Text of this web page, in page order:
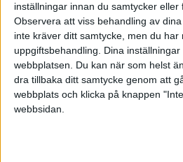
inställningar innan du samtycker eller
Observera att viss behandling av
inte kräver ditt samtycke, men du
uppgiftsbehandling. Dina
webbplatsen. Du kan när som helst
dra tillbaka ditt samtycke genom att
webbplats och klicka på knappen
webbsidan.
VisionTakeoff Styrelse
Margareta Neld Louise
Ledarskap